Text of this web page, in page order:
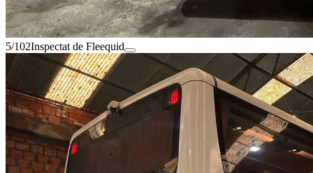
5/102Inspectat de Fleequid